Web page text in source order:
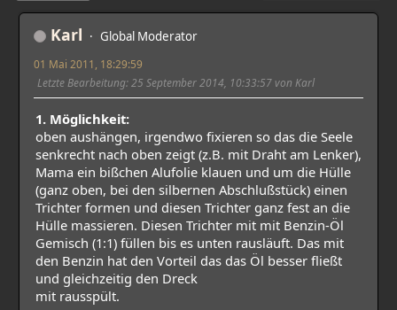
Karl Global Moderator
01 Mai 2011, 18:29:59
Letzte Bearbeitung: 25 September 2014, 10:33:57 von Karl
1. Möglichkeit:
oben aushängen, irgendwo fixieren so das die Seele
senkrecht nach oben zeigt (z.B. mit Draht am Lenker),
Mama ein bißchen Alufolie klauen und um die Hülle
(ganz oben, bei den silbernen Abschlußstück) einen
Trichter formen und diesen Trichter ganz fest an die
Hülle massieren. Diesen Trichter mit mit Benzin-Öl
Gemisch (1:1) füllen bis es unten rausläuft. Das mit
den Benzin hat den Vorteil das das Öl besser fließt
und gleichzeitig den Dreck
mit rausspült.